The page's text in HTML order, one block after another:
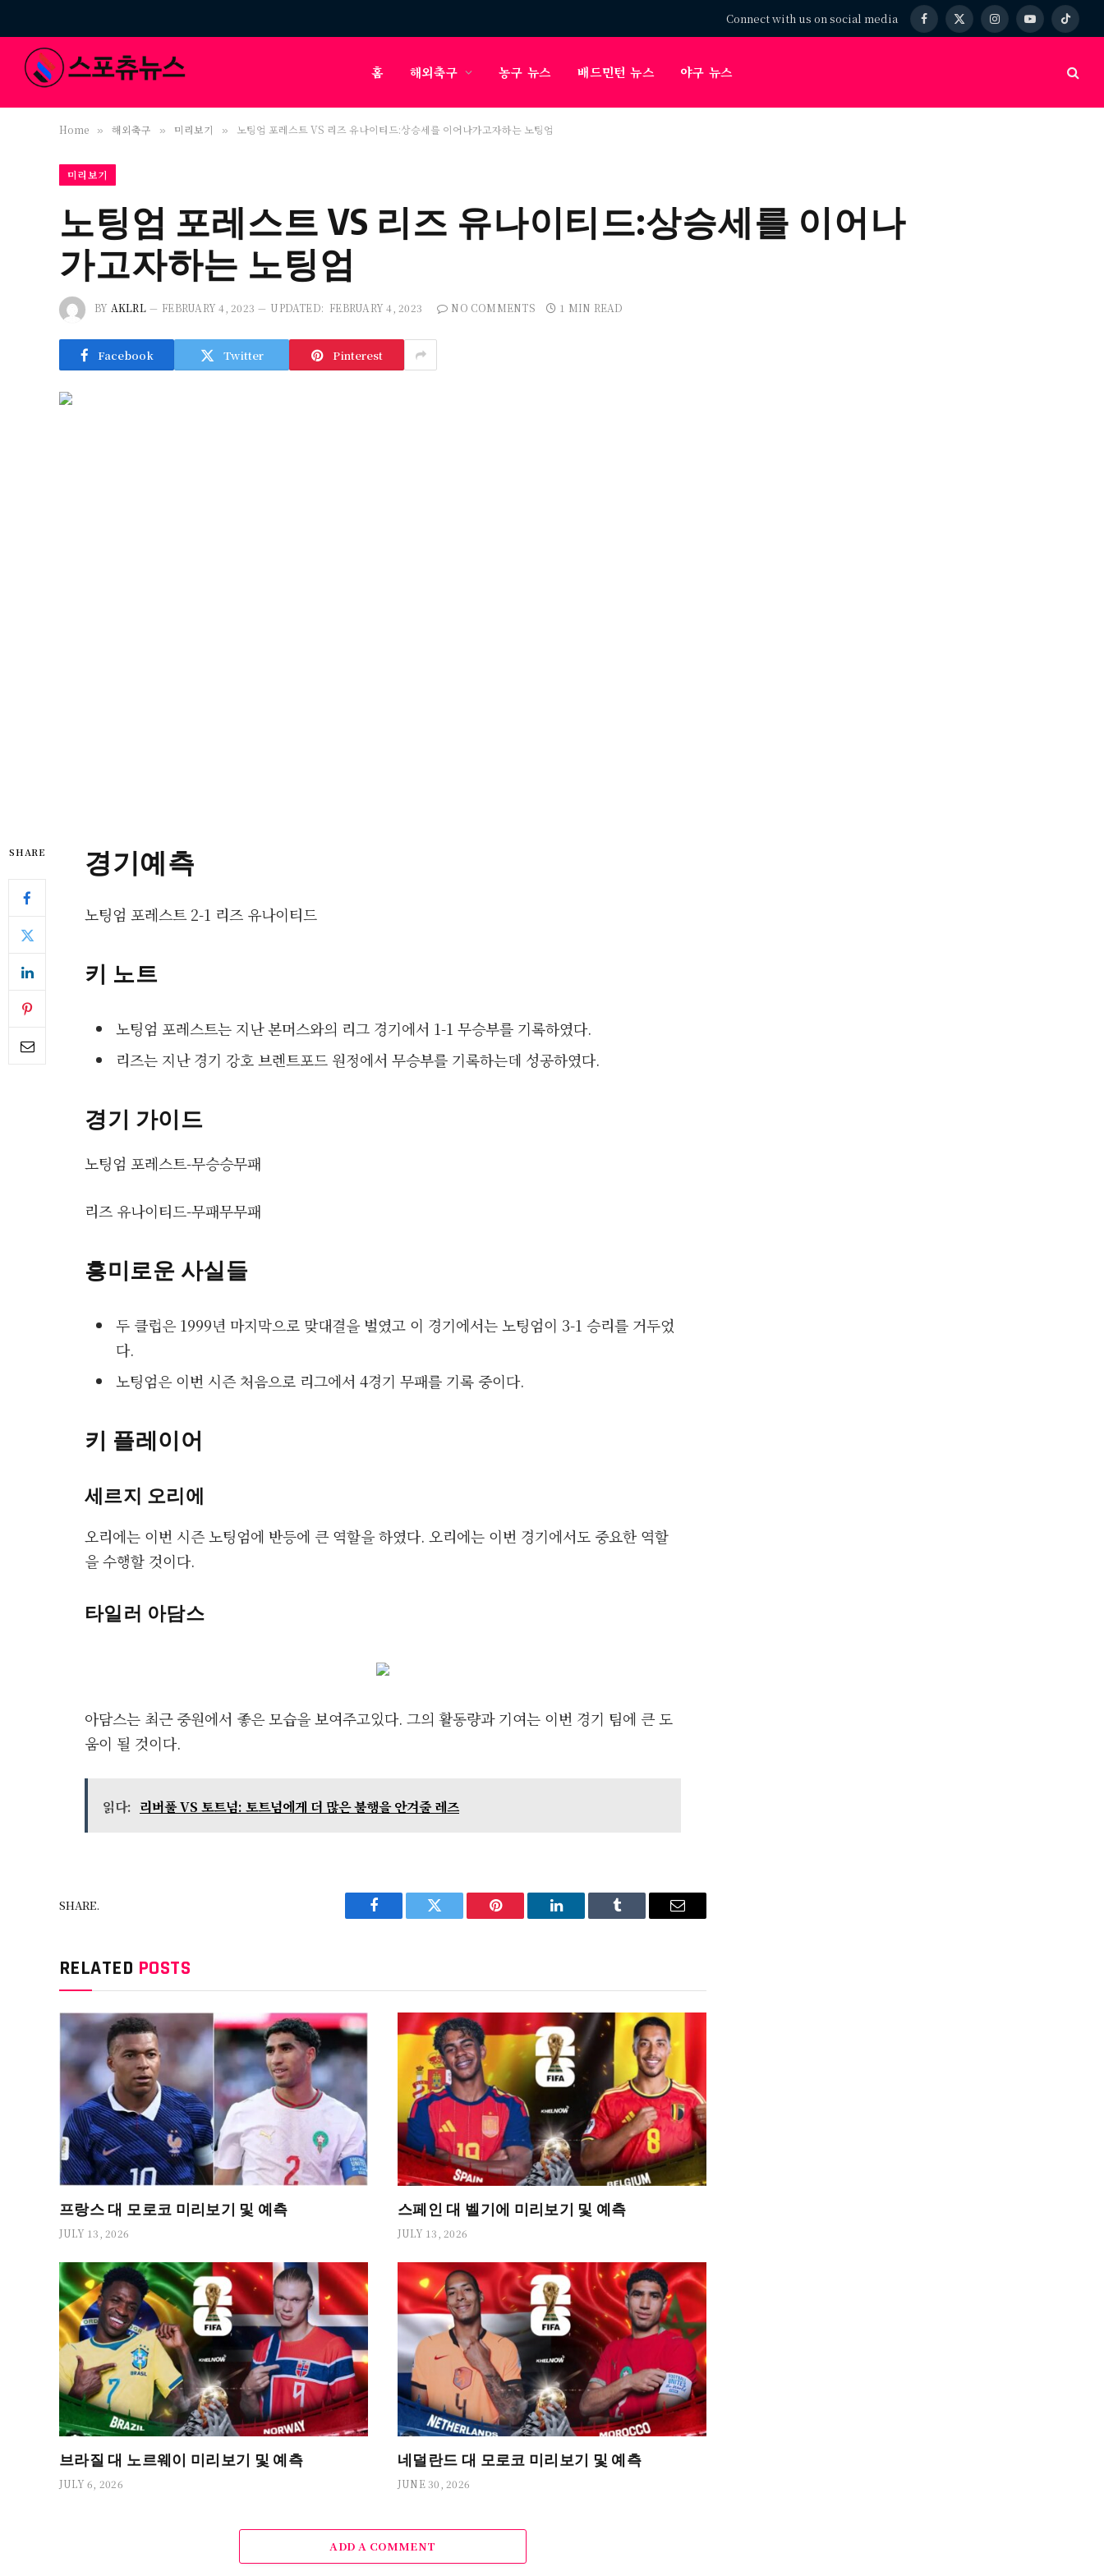
Connect with us on social media Facebook
X
InstagramYouTubeTikTok
홈 해외축구 농구 뉴스 배드민턴 뉴스 야구 뉴스
Home » 해외축구 » 미리보기 » 노팅엄 포레스트 VS 리즈 유나이티드:상승세를 이어나가고자하는 노팅엄
미리보기
노팅엄 포레스트 VS 리즈 유나이티드:상승세를 이어나
가고자하는 노팅엄
BY AKLRL FEBRUARY 4, 2023 UPDATED: FEBRUARY 4, 2023 NO COMMENTS 1 MIN READ
Facebook Twitter Pinterest
SHARE 경기예측
노팅엄 포레스트 2-1 리즈 유나이티드
키 노트
노팅엄 포레스트는 지난 본머스와의 리그 경기에서 1-1 무승부를 기록하였다.
리즈는 지난 경기 강호 브렌트포드 원정에서 무승부를 기록하는데 성공하였다.
경기 가이드
노팅엄 포레스트-무승승무패
리즈 유나이티드-무패무무패
흥미로운 사실들
두 클럽은 1999년 마지막으로 맞대결을 벌였고 이 경기에서는 노팅엄이 3-1 승리를 거두었
다.
노팅엄은 이번 시즌 처음으로 리그에서 4경기 무패를 기록 중이다.
키 플레이어
세르지 오리에
오리에는 이번 시즌 노팅엄에 반등에 큰 역할을 하였다. 오리에는 이번 경기에서도 중요한 역할
을 수행할 것이다.
타일러 아담스
아담스는 최근 중원에서 좋은 모습을 보여주고있다. 그의 활동량과 기여는 이번 경기 팀에 큰 도
움이 될 것이다.
읽다: 리버풀 VS 토트넘: 토트넘에게 더 많은 불행을 안겨줄 레즈
SHARE.
Facebook Twitter Pinterest LinkedIn Tumblr Email
RELATED POSTS
프랑스 대 모로코 미리보기 및 예측
JULY 13, 2026
스페인 대 벨기에 미리보기 및 예측
JULY 13, 2026
브라질 대 노르웨이 미리보기 및 예측
JULY 6, 2026
네덜란드 대 모로코 미리보기 및 예측
JUNE 30, 2026
ADD A COMMENT